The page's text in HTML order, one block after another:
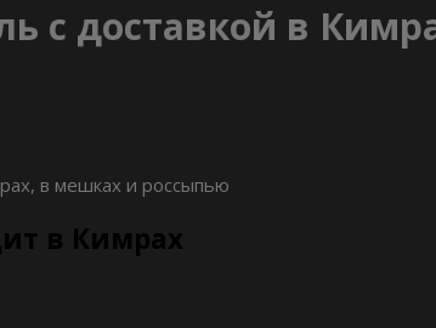
с доставкой в
в мешках и россыпью
в Кимрах